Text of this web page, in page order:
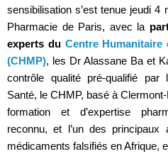
sensibilisation s’est tenue jeudi
Pharmacie de Paris, avec la
experts du Centre Humanitaire
(CHMP), les Dr Alassane Ba et
contrôle qualité pré-qualifié par
Santé, le CHMP, basé à
formation et d’expertise
reconnu, et l’un des
médicaments falsifiés en Afrique,